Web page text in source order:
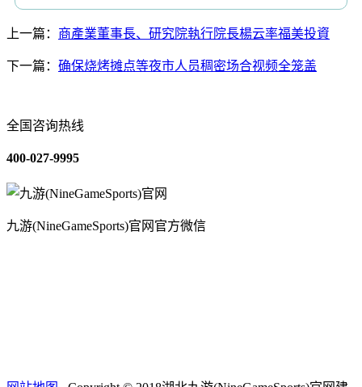
上一篇： 商產業董事長、研究院執行院長楊云率福美投資
下一篇： 确保烧烤摊点等夜市人员稠密场合视频全笼盖
全国咨询热线
400-027-9995
九游(NineGameSports)官网官方微信